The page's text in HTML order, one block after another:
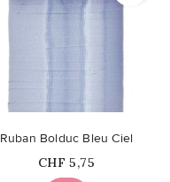
Ruban Bolduc Bleu Ciel
Prix
CHF 5,75